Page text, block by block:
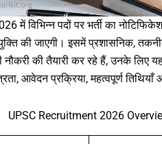
में विभिन्न पदों पर भर्ती का
की जाएगी। इसमें प्रशासनिक,
नौकरी की तैयारी कर रहे हैं, उनके
आवेदन प्रक्रिया, महत्वपूर्ण तिथियाँ
UPSC Recruitment 2026